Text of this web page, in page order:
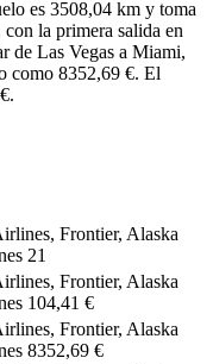
es 3508,04 km y toma
la primera salida en
de Las Vegas a Miami,
como 8352,69 €. El
Frontier, Alaska
21
Frontier, Alaska
104,41 €
Frontier, Alaska
8352,69 €